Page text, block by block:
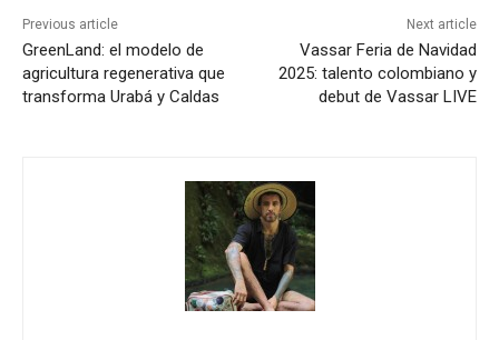
Previous article
GreenLand: el modelo de
agricultura regenerativa que
transforma Urabá y Caldas
Next article
Vassar Feria de Navidad
2025: talento colombiano y
debut de Vassar LIVE